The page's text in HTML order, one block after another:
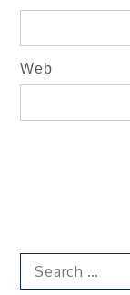
Web
Search
for: